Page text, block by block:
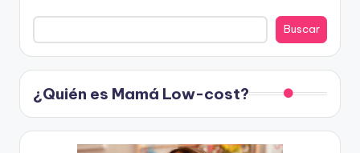
Buscar
¿Quién es Mamá Low-cost?